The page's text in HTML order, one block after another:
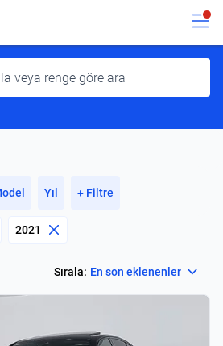
Yıl + Filtre
2021
Sırala: En son eklenenler